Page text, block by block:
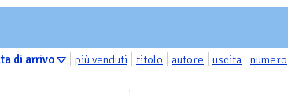
di arrivo più venduti titolo autore uscita numero